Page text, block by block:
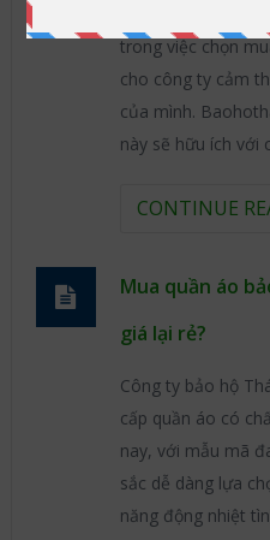
trong việc chọn
cho công ty cảm
của mình.
này sẽ hữu ích với
CONTINUE
Mua quần áo
giá lại rẻ?
Công ty bảo hộ
cấp quần áo có
nay, với mẫu mã
sắc dễ dàng lựa
năng động nhiệt